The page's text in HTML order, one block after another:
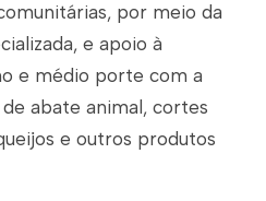
por meio da
e apoio à
e médio porte com a
abate animal, cortes
e outros produtos